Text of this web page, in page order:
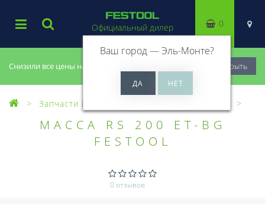
Снизили все цены на 20%, успей купить! Закрыть
Официальный дилер
Ваш город —Эль-Монте?
0
Запчасти Festool
МАССА RS 200 ET-BG
FESTOOL
0 отзывов